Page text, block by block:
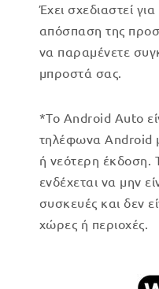
Έχει σχεδιαστεί
απόσπαση της
να παραμένετε
μπροστά σας.
*Το Android Auto
τηλέφωνα Android
ή νεότερη έκδοση.
ενδέχεται να μην
συσκευές και δεν
χώρες ή περιοχές.